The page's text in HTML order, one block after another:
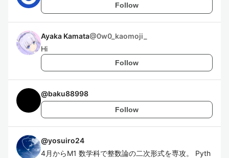
Follow
Ayaka Kamata@0w0_kaomoji_
Hi
Follow
@baku88998
Follow
@yosuiro24
4月からM1 数学科で整数論の二次形式を専攻。 Pyth